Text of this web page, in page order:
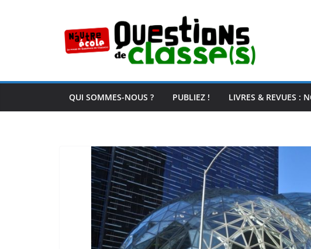
QUI SOMMES-NOUS ? PUBLIEZ ! LIVRES & REVUES :